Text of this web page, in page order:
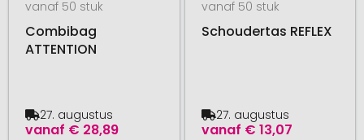
vanaf 50 stuk
Combibag
ATTENTION
vanaf € 28,89
27. augustus
vanaf 50 stuk
Schoudertas REFLEX
vanaf € 13,07
27. augustus